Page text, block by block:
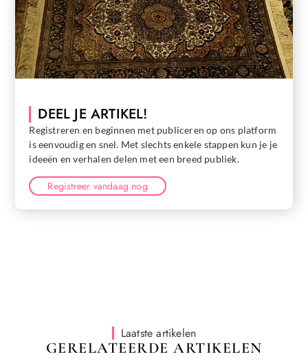
DEEL JE ARTIKEL!
Registreren en beginnen met publiceren op ons platform
is eenvoudig en snel. Met slechts enkele stappen kun je je
ideeën en verhalen delen met een breed publiek.
Registreer vandaag nog
Laatste artikelen
GERELATEERDE ARTIKELEN